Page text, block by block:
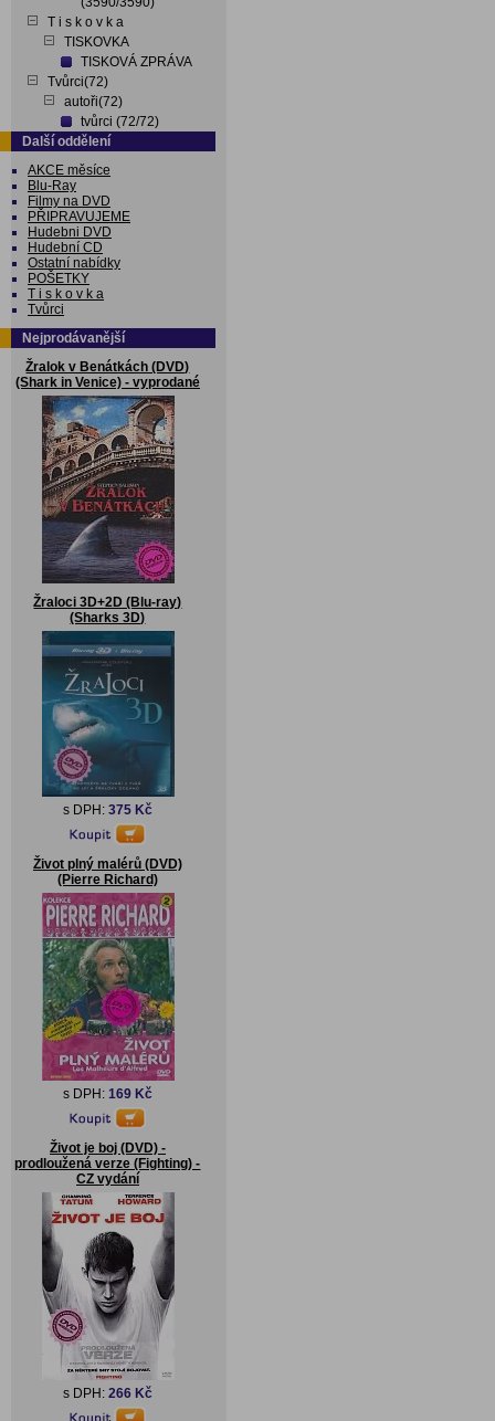
T i s k o v k a
TISKOVKA
TISKOVÁ ZPRÁVA
Tvůrci(72)
autoři(72)
tvůrci (72/72)
Další oddělení
AKCE měsíce
Blu-Ray
Filmy na DVD
PŘIPRAVUJEME
Hudebni DVD
Hudební CD
Ostatní nabídky
POŠETKY
T i s k o v k a
Tvůrci
Nejprodávanější
Žralok v Benátkách (DVD)
(Shark in Venice) - vyprodané
Žraloci 3D+2D (Blu-ray)
(Sharks 3D)
s DPH: 375 Kč
Život plný malérů (DVD)
(Pierre Richard)
s DPH: 169 Kč
Život je boj (DVD) -
prodloužená verze (Fighting) -
CZ vydání
s DPH: 266 Kč